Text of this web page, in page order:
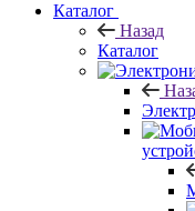
Каталог
Назад
Каталог